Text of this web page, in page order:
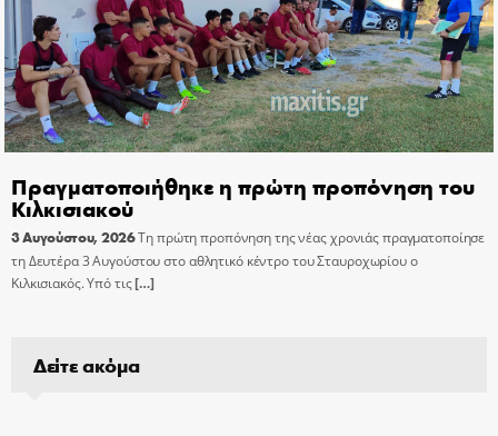
Πραγματοποιήθηκε η πρώτη προπόνηση του
Κιλκισιακού
3 Αυγούστου, 2026Τη πρώτη προπόνηση της νέας χρονιάς πραγματοποίησε
τη Δευτέρα 3 Αυγούστου στο αθλητικό κέντρο του Σταυροχωρίου ο
Κιλκισιακός. Υπό τις[…]
Δείτε ακόμα